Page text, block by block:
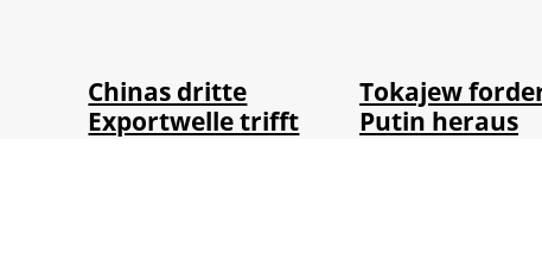
Chinas dritte
Exportwelle trifft
Tokajew
Putin heraus